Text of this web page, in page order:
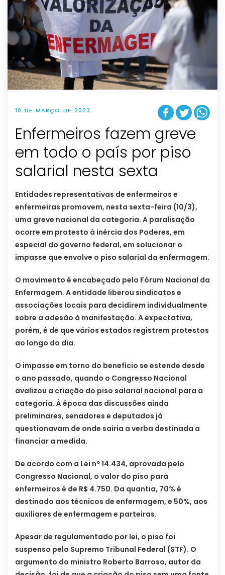
10 DE MARÇO DE 2023
Enfermeiros fazem greve
em todo o país por piso
salarial nesta sexta
Entidades representativas de enfermeiros e
enfermeiras promovem, nesta sexta-feira (10/3),
uma greve nacional da categoria. A paralisação
ocorre em protesto à inércia dos Poderes, em
especial do governo federal, em solucionar o
impasse que envolve o piso salarial da enfermagem.
O movimento é encabeçado pelo Fórum Nacional da
Enfermagem. A entidade liberou sindicatos e
associações locais para decidirem individualmente
sobre a adesão à manifestação. A expectativa,
porém, é de que vários estados registrem protestos
ao longo do dia.
O impasse em torno do benefício se estende desde
o ano passado, quando o Congresso Nacional
avalizou a criação do piso salarial nacional para a
categoria. À época das discussões ainda
preliminares, senadores e deputados já
questionavam de onde sairia a verba destinada a
financiar a medida.
De acordo com a Lei nº 14.434, aprovada pelo
Congresso Nacional, o valor do piso para
enfermeiros é de R$ 4.750. Da quantia, 70% é
destinado aos técnicos de enfermagem, e 50%, aos
auxiliares de enfermagem e parteiras.
Apesar de regulamentado por lei, o piso foi
suspenso pelo Supremo Tribunal Federal (STF). O
argumento do ministro Roberto Barroso, autor da